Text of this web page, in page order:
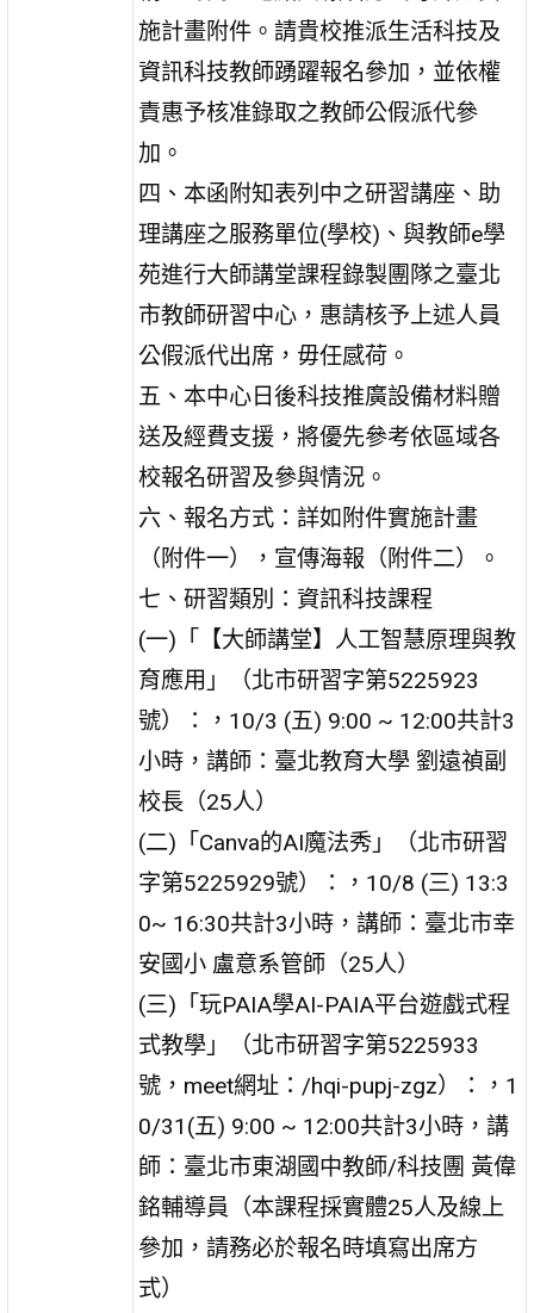
施計畫附件。請貴校推派生活科技及
資訊科技教師踴躍報名參加，並依權
責惠予核准錄取之教師公假派代參
加。
四、本函附知表列中之研習講座、助
理講座之服務單位(學校)、與教師e學
苑進行大師講堂課程錄製團隊之臺北
市教師研習中心，惠請核予上述人員
公假派代出席，毋任感荷。
五、本中心日後科技推廣設備材料贈
送及經費支援，將優先參考依區域各
校報名研習及參與情況。
六、報名方式：詳如附件實施計畫
（附件一），宣傳海報（附件二）。
七、研習類別：資訊科技課程
(一)「【大師講堂】人工智慧原理與教
育應用」（北市研習字第5225923
號）：，10/3 (五) 9:00 ~ 12:00共計3
小時，講師：臺北教育大學 劉遠禎副
校長（25人）
(二)「Canva的AI魔法秀」（北市研習
字第5225929號）：，10/8 (三) 13:3
0~ 16:30共計3小時，講師：臺北市幸
安國小 盧意系管師（25人）
(三)「玩PAIA學AI-PAIA平台遊戲式程
式教學」（北市研習字第5225933
號，meet網址：/hqi-pupj-zgz）：，1
0/31(五) 9:00 ~ 12:00共計3小時，講
師：臺北市東湖國中教師/科技團 黃偉
銘輔導員（本課程採實體25人及線上
參加，請務必於報名時填寫出席方
式）